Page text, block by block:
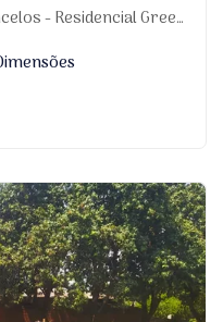
Greenville, Dourados-MS